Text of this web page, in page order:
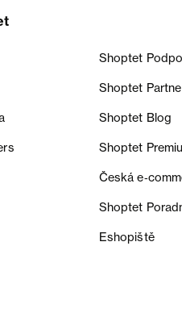
Shoptet
Shoptet
Shoptet Blog
Shoptet
Česká
Shoptet
Eshopiště